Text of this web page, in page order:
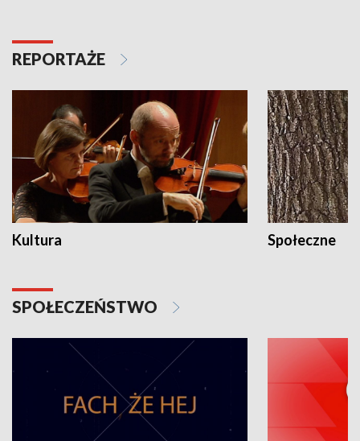
REPORTAŻE
Kultura Społeczne
SPOŁECZEŃSTWO